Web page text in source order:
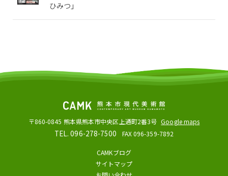
ひみつ」
〒860-0845 熊本県熊本市中央区上通町2番3号 Google maps
TEL. 096-278-7500 FAX 096-359-7892
CAMKブログ
サイトマップ